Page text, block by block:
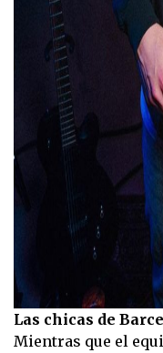
Las chicas de
Mientras que el